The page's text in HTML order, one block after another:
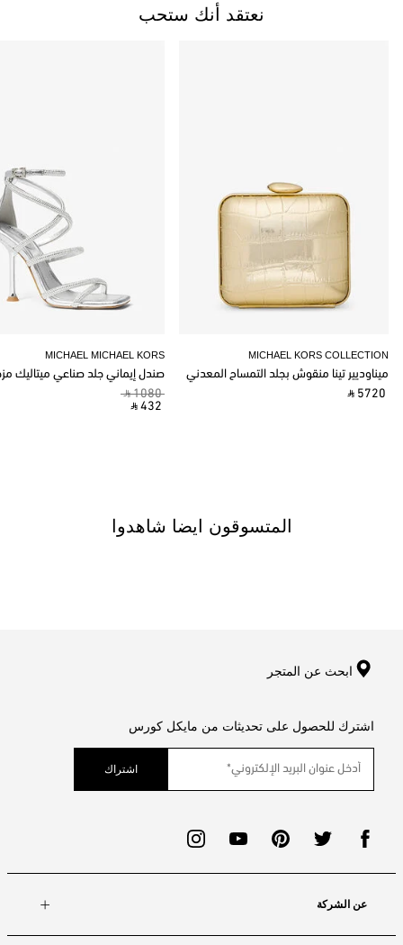
نعتقد أنك ستحب
MICHAEL MICHAEL KORS
صندل إيماني جلد صناعي ميتاليك
‎ ⃁ 1080 ‎
‎ ⃁ 432 ‎
MICHAEL KORS COLLECTION
ميناوديير تينا منقوش بجلد التمساح المعدني
‎ ⃁ 5720 ‎
المتسوقون ايضا شاهدوا
ابحث عن المتجر
اشترك للحصول على تحديثات من مايكل كورس
اشتراك
عن الشركة